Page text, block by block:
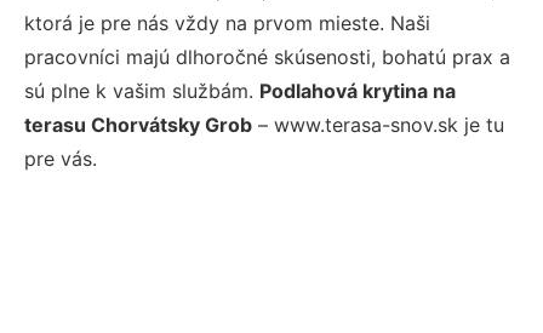
ktorá je pre nás vždy na prvom mieste. Naši
pracovníci majú dlhoročné skúsenosti, bohatú prax a
sú plne k vašim službám. Podlahová krytina na
terasu Chorvátsky Grob – www.terasa-snov.sk je tu
pre vás.